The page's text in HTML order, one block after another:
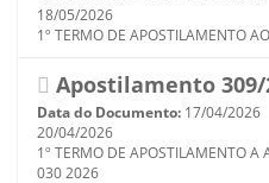
18/05/2026
1º TERMO DE APOSTILAMENTO
Apostilamento 309/
Data do Documento: 17/04/2026
20/04/2026
1º TERMO DE APOSTILAMENTO A
030 2026